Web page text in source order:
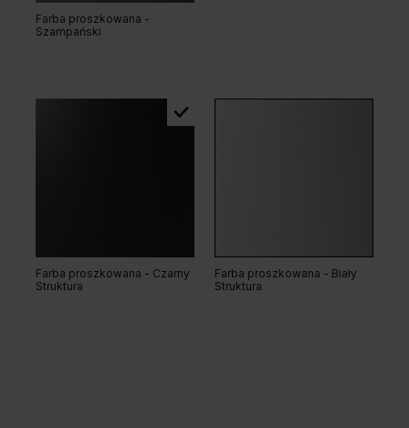
Farba proszkowana -
Szampański
Farba proszkowana - Czarny
Struktura
Farba proszkowana - Biały
Struktura